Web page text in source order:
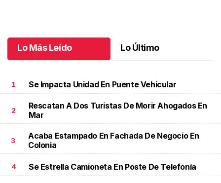
Lo Más Leído Lo Último
1 Se Impacta Unidad En Puente Vehicular
2
Rescatan A Dos Turistas De Morir Ahogados En
Mar
3
Acaba Estampado En Fachada De Negocio En
Colonia
4 Se Estrella Camioneta En Poste De Telefonía